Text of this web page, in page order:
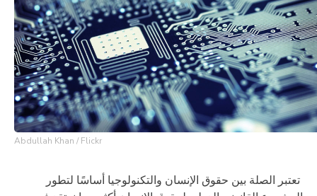
Abdullah Khan / Flickr
تعتبر الصلة بين حقوق الإنسان والتكنولوجيا أساسًا لتطور